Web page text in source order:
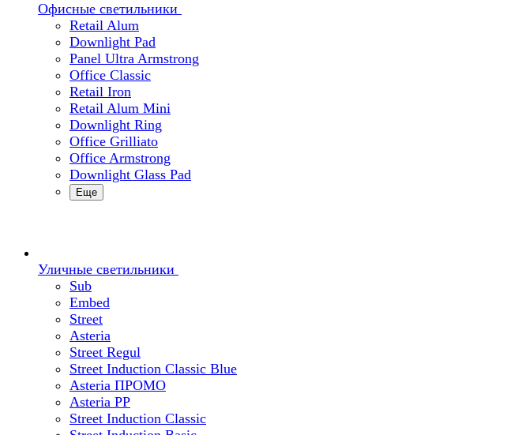
Офисные светильники
Retail Alum
Downlight Pad
Panel Ultra Armstrong
Office Classic
Retail Iron
Retail Alum Mini
Downlight Ring
Office Grilliato
Office Armstrong
Downlight Glass Pad
Еще
Уличные светильники
Sub
Embed
Street
Asteria
Street Regul
Street Induction Classic Blue
Asteria ПРОМО
Asteria PP
Street Induction Classic